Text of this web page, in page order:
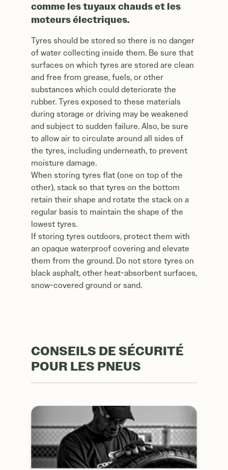
comme les tuyaux chauds et les
moteurs électriques.
Tyres should be stored so there is no danger
of water collecting inside them. Be sure that
surfaces on which tyres are stored are clean
and free from grease, fuels, or other
substances which could deteriorate the
rubber. Tyres exposed to these materials
during storage or driving may be weakened
and subject to sudden failure. Also, be sure
to allow air to circulate around all sides of
the tyres, including underneath, to prevent
moisture damage.
When storing tyres flat (one on top of the
other), stack so that tyres on the bottom
retain their shape and rotate the stack on a
regular basis to maintain the shape of the
lowest tyres.
If storing tyres outdoors, protect them with
an opaque waterproof covering and elevate
them from the ground. Do not store tyres on
black asphalt, other heat-absorbent surfaces,
snow-covered ground or sand.
CONSEILS DE SÉCURITÉ
POUR LES PNEUS